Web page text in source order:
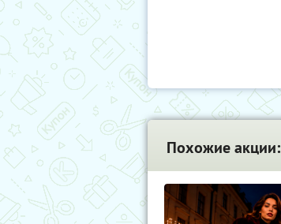
Похожие акции: